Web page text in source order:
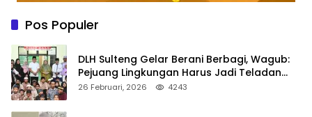
Pos Populer
DLH Sulteng Gelar Berani Berbagi, Wagub:
Pejuang Lingkungan Harus Jadi Teladan
Kepedulian
26 Februari, 2026 4243